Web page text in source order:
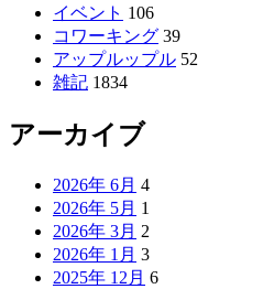
イベント 106
コワーキング 39
アップルップル 52
雑記 1834
アーカイブ
2026年 6月 4
2026年 5月 1
2026年 3月 2
2026年 1月 3
2025年 12月 6